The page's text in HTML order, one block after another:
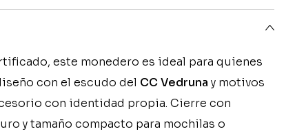
este monedero es ideal para quienes
con el escudo del CC Vedruna y motivos
con identidad propia. Cierre con
y tamaño compacto para mochilas o